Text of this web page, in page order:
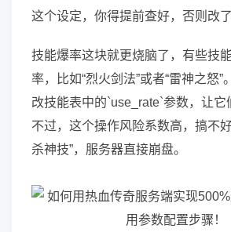
这个设定，你得提前查好，否则改了
技能爆率这块就更烧脑了，有些技
率，比如“烈火剑法”或者“雷神之怒”
改技能表中的`use_rate`参数，让它
不过，这个操作风险系数高，搞不
杀神技”，服务器直接崩盘。